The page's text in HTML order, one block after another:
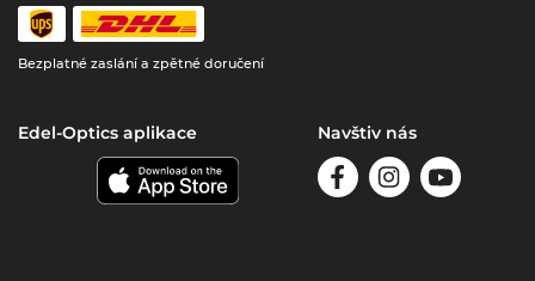
Bezplatné zaslání a zpětné doručení
Edel-Optics aplikace Navštiv nás